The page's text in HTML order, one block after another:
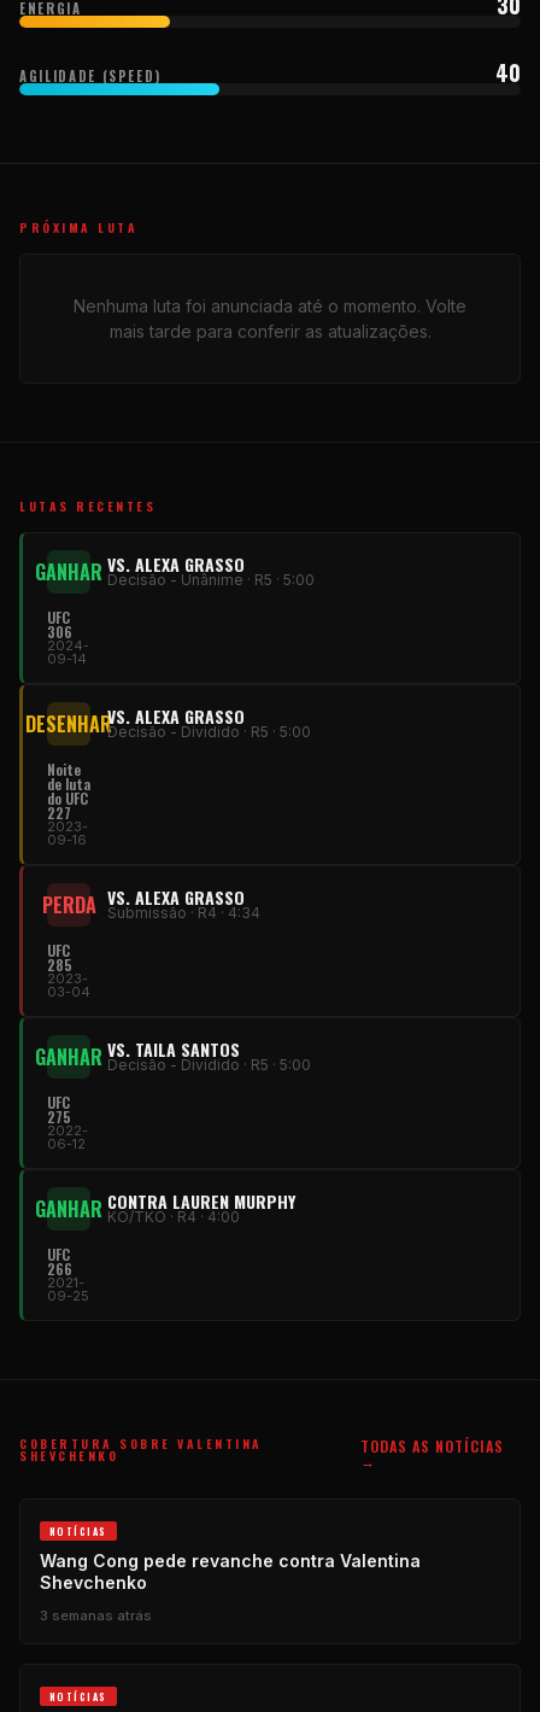
ENERGIA
AGILIDADE (SPEED) 40
PRÓXIMA LUTA
Nenhuma luta foi anunciada até o momento. Volte
mais tarde para conferir as atualizações.
LUTAS RECENTES
GANHAR VS. ALEXA GRASSO
Decisão - Unânime · R5 · 5:00
UFC
306
2024-
09-14
DESENHARVS. ALEXA GRASSO
Decisão - Dividido · R5 · 5:00
Noite
de luta
do UFC
227
2023-
09-16
PERDA VS. ALEXA GRASSO
Submissão · R4 · 4:34
UFC
285
2023-
03-04
GANHAR VS. TAILA SANTOS
Decisão - Dividido · R5 · 5:00
UFC
275
2022-
06-12
GANHAR CONTRA LAUREN MURPHY
KO/TKO · R4 · 4:00
UFC
266
2021-
09-25
COBERTURA SOBRE VALENTINA
SHEVCHENKO TODAS AS NOTÍCIAS
→
NOTÍCIAS
Wang Cong pede revanche contra Valentina
Shevchenko
3 semanas atrás
NOTÍCIAS